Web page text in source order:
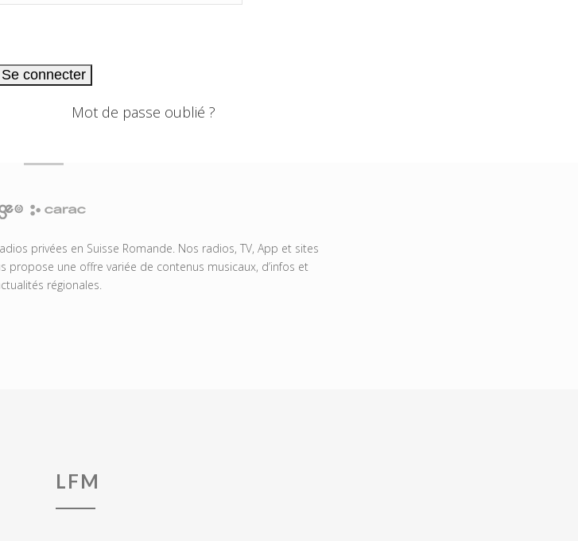
Se connecter
Mot de passe oublié ?
privées en Suisse Romande. Nos radios, TV, App et sites
une offre variée de contenus musicaux, d’infos et
régionales.
LFM